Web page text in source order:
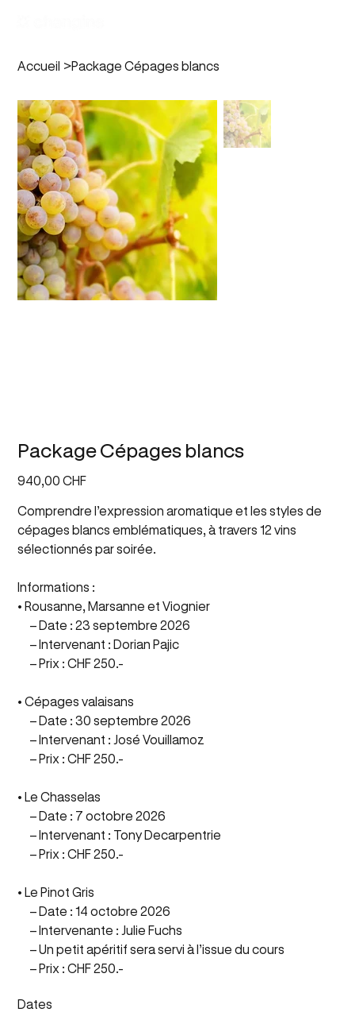
Accueil >Package Cépages blancs
Package Cépages blancs
940,00 CHF
Comprendre l’expression aromatique et les styles de
cépages blancs emblématiques, à travers 12 vins
sélectionnés par soirée.
Informations :
• Rousanne, Marsanne et Viognier
– Date : 23 septembre 2026
– Intervenant : Dorian Pajic
– Prix : CHF 250.-
• Cépages valaisans
– Date : 30 septembre 2026
– Intervenant : José Vouillamoz
– Prix : CHF 250.-
• Le Chasselas
– Date : 7 octobre 2026
– Intervenant : Tony Decarpentrie
– Prix : CHF 250.-
• Le Pinot Gris
– Date : 14 octobre 2026
– Intervenante : Julie Fuchs
– Un petit apéritif sera servi à l’issue du cours
– Prix : CHF 250.-
Dates